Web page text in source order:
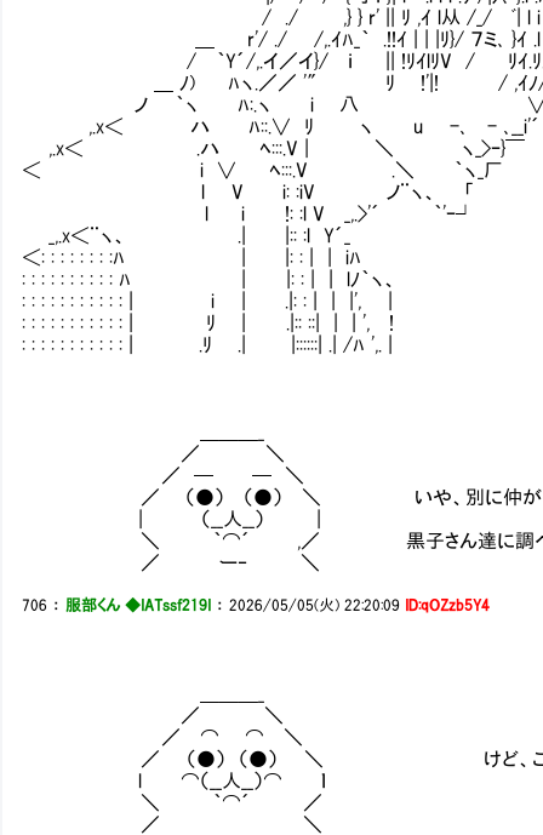
/ ./ ,} } r' || ﾘ ,ｲ l从 /_/ ﾞ| l i
＿ r'/ ./ /,.ｲﾊ_｀ .!!ｲ | | |ﾘ}/ ７ミ､ }ｲ .l
/ ｀Y´/,.イ／イ}/ ｉ || !ﾘｲlﾘV / ﾘｲ.ﾘ.
＿ ﾉ) ﾊヽ.／／ '″ ﾘ !'|! / ,ｲﾉ/./
ノ ｀ヽ ﾊ:.ヽ i 八 ∨//
,.x＜ ハ ﾊ::.∨ ﾘ ヽ u -､ - ､__i'´ な
,.x＜ .ハ ﾍ:::.V | ＼ ヽ_>ｰ}
＜ i ∨ ﾍ:::.V .＼ ｀ヽ_厂 ｾﾞｪ… って
l V i: :iV ノ¨ヽ、 「
l i !: :l V _,.>'´ ｀'ｰ┘
_,.x＜¨ヽ、 .| |:: :l Y´_
＜: : : : : : : :ﾊ | |: : | | iﾊ
: : : : : : : : : : ﾊ | |: : | | lﾉ｀ヽ、
: : : : : : : : : : : | i | .|: : | | |', |
: : : : : : : : : : : | ﾘ | .|:: ::| | | ', !
: : : : : : : : : : : | .ﾘ .| |::::::| .| /ﾊ ',. |
／ ＼
／ ─ ─ ＼
／ （●） （●） ＼ いや、別に仲がいい訳でも
| （__人__） |
＼ ｀⌒´ ,／ 黒子さん達に調べて貰え
／ ー‐ ＼
706 ： 服部くん ◆IATssf219I ：2026/05/05(火) 22:20:09 ID:qOZzb5Y4
／ ＼
／ ⌒ ⌒ ＼
／ （●） （●） ＼ けど、これでアンタを探
l ⌒（__人__）⌒ ｌ
＼ ｀⌒´ ／
／ ＼